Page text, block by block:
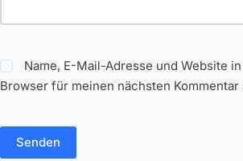
Name, E-Mail-Adresse und Website
Browser für meinen nächsten
Senden